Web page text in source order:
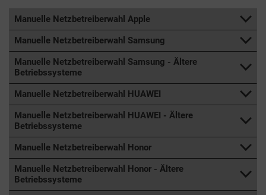
Manuelle Netzbetreiberwahl Apple
Manuelle Netzbetreiberwahl Samsung
Manuelle Netzbetreiberwahl Samsung - Ältere
Betriebssysteme
Manuelle Netzbetreiberwahl HUAWEI
Manuelle Netzbetreiberwahl HUAWEI - Ältere
Betriebssysteme
Manuelle Netzbetreiberwahl Honor
Manuelle Netzbetreiberwahl Honor - Ältere
Betriebssysteme